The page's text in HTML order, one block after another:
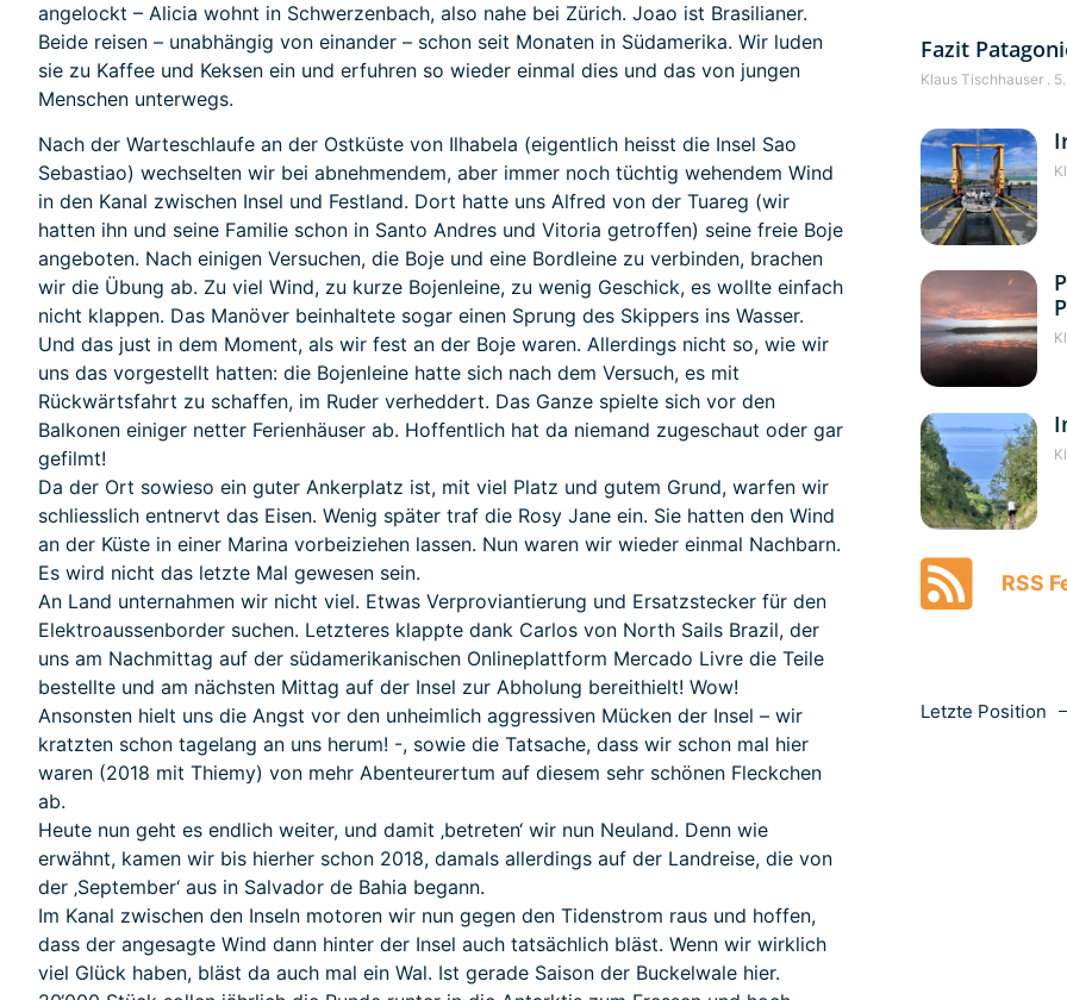
angelockt – Alicia wohnt in Schwerzenbach, also nahe bei Zürich. Joao ist Brasilianer.
Beide reisen – unabhängig von einander – schon seit Monaten in Südamerika. Wir luden
sie zu Kaffee und Keksen ein und erfuhren so wieder einmal dies und das von jungen
Menschen unterwegs.
Nach der Warteschlaufe an der Ostküste von Ilhabela (eigentlich heisst die Insel Sao
Sebastiao) wechselten wir bei abnehmendem, aber immer noch tüchtig wehendem Wind
in den Kanal zwischen Insel und Festland. Dort hatte uns Alfred von der Tuareg (wir
hatten ihn und seine Familie schon in Santo Andres und Vitoria getroffen) seine freie Boje
angeboten. Nach einigen Versuchen, die Boje und eine Bordleine zu verbinden, brachen
wir die Übung ab. Zu viel Wind, zu kurze Bojenleine, zu wenig Geschick, es wollte einfach
nicht klappen. Das Manöver beinhaltete sogar einen Sprung des Skippers ins Wasser.
Und das just in dem Moment, als wir fest an der Boje waren. Allerdings nicht so, wie wir
uns das vorgestellt hatten: die Bojenleine hatte sich nach dem Versuch, es mit
Rückwärtsfahrt zu schaffen, im Ruder verheddert. Das Ganze spielte sich vor den
Balkonen einiger netter Ferienhäuser ab. Hoffentlich hat da niemand zugeschaut oder gar
gefilmt!
Da der Ort sowieso ein guter Ankerplatz ist, mit viel Platz und gutem Grund, warfen wir
schliesslich entnervt das Eisen. Wenig später traf die Rosy Jane ein. Sie hatten den Wind
an der Küste in einer Marina vorbeiziehen lassen. Nun waren wir wieder einmal Nachbarn.
Es wird nicht das letzte Mal gewesen sein.
An Land unternahmen wir nicht viel. Etwas Verproviantierung und Ersatzstecker für den
Elektroaussenborder suchen. Letzteres klappte dank Carlos von North Sails Brazil, der
uns am Nachmittag auf der südamerikanischen Onlineplattform Mercado Livre die Teile
bestellte und am nächsten Mittag auf der Insel zur Abholung bereithielt! Wow!
Ansonsten hielt uns die Angst vor den unheimlich aggressiven Mücken der Insel – wir
kratzten schon tagelang an uns herum! -, sowie die Tatsache, dass wir schon mal hier
waren (2018 mit Thiemy) von mehr Abenteurertum auf diesem sehr schönen Fleckchen
ab.
Heute nun geht es endlich weiter, und damit ‚betreten‘ wir nun Neuland. Denn wie
erwähnt, kamen wir bis hierher schon 2018, damals allerdings auf der Landreise, die von
der ‚September‘ aus in Salvador de Bahia begann.
Im Kanal zwischen den Inseln motoren wir nun gegen den Tidenstrom raus und hoffen,
dass der angesagte Wind dann hinter der Insel auch tatsächlich bläst. Wenn wir wirklich
viel Glück haben, bläst da auch mal ein Wal. Ist gerade Saison der Buckelwale hier.
Fazit
Klaus Tischhauser
RSS
Letzte Position